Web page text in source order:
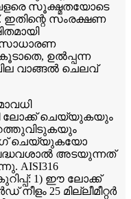
സൂക്ഷ്മതയോടെ
സംരക്ഷണ
സാധാരണ
ഉൽപ്പന്ന
വാങ്ങൽ ചെലവ്
ലോക്ക് ചെയ്യുകയും
ചെയ്യുകയോ
അടയുന്നത്
AISI316
1) ഈ ലോക്ക്
25 മില്ലീമീറ്റർ